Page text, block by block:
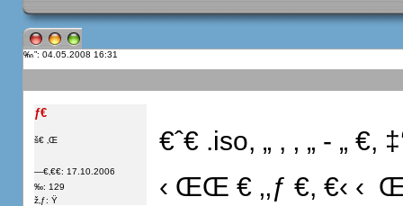
”: 04.05.2008 16:31
ƒ€
š€ ‚Œ
—€‚€€: 17.10.2006
‰: 129
ž‚ƒ: Ÿ
€ˆ€ .iso, „ , ‚ „ - „ €,
‹ ŒŒ € ‚‚ƒ €, €‹ ‹ 